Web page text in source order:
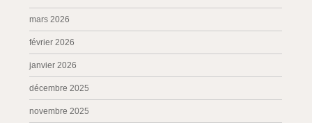
mars 2026
février 2026
janvier 2026
décembre 2025
novembre 2025